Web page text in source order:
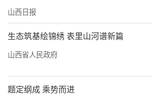
山西日报
生态筑基绘锦绣 表里山河谱新篇
山西省人民政府
题定纲成 乘势而进